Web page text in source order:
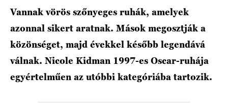
Vannak vörös szőnyeges ruhák, amelyek
azonnal sikert aratnak. Mások megosztják a
közönséget, majd évekkel később legendává
válnak. Nicole Kidman 1997-es Oscar-ruhája
egyértelműen az utóbbi kategóriába tartozik.